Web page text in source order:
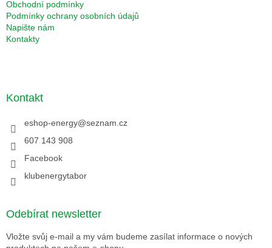
Obchodní podmínky
Podmínky ochrany osobních údajů
Napište nám
Kontakty
Kontakt
eshop-energy@seznam.cz
607 143 908
Facebook
klubenergytabor
Odebírat newsletter
Vložte svůj e-mail a my vám budeme zasílat informace o nových